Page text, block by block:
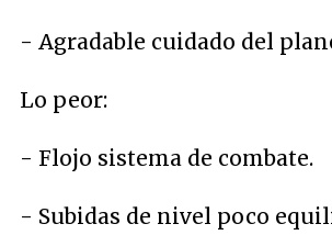
- Agradable cuidado del
Lo peor:
- Flojo sistema de combate.
- Subidas de nivel poco